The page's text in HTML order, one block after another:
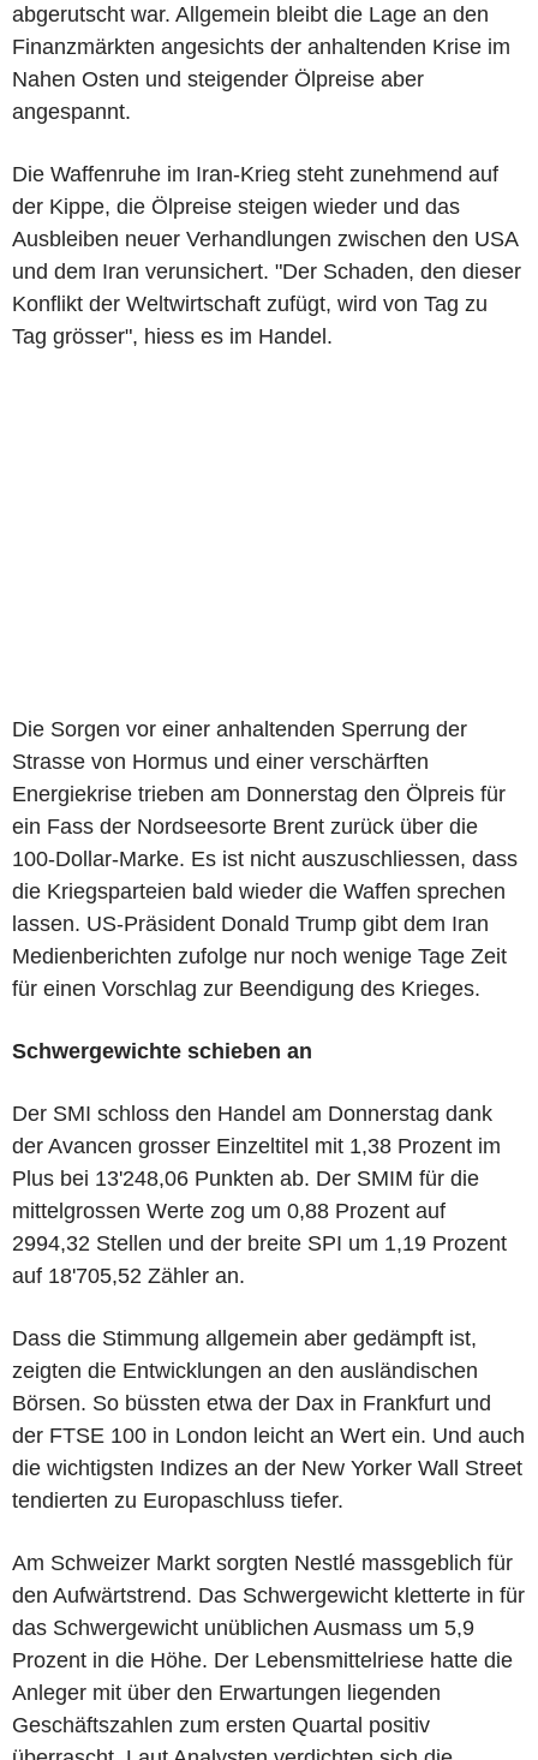
abgerutscht war. Allgemein bleibt die Lage an den
Finanzmärkten angesichts der anhaltenden Krise im
Nahen Osten und steigender Ölpreise aber
angespannt.
Die Waffenruhe im Iran-Krieg steht zunehmend auf
der Kippe, die Ölpreise steigen wieder und das
Ausbleiben neuer Verhandlungen zwischen den USA
und dem Iran verunsichert. "Der Schaden, den dieser
Konflikt der Weltwirtschaft zufügt, wird von Tag zu
Tag grösser", hiess es im Handel.
Die Sorgen vor einer anhaltenden Sperrung der
Strasse von Hormus und einer verschärften
Energiekrise trieben am Donnerstag den Ölpreis für
ein Fass der Nordseesorte Brent zurück über die
100-Dollar-Marke. Es ist nicht auszuschliessen, dass
die Kriegsparteien bald wieder die Waffen sprechen
lassen. US-Präsident Donald Trump gibt dem Iran
Medienberichten zufolge nur noch wenige Tage Zeit
für einen Vorschlag zur Beendigung des Krieges.
Schwergewichte schieben an
Der SMI schloss den Handel am Donnerstag dank
der Avancen grosser Einzeltitel mit 1,38 Prozent im
Plus bei 13'248,06 Punkten ab. Der SMIM für die
mittelgrossen Werte zog um 0,88 Prozent auf
2994,32 Stellen und der breite SPI um 1,19 Prozent
auf 18'705,52 Zähler an.
Dass die Stimmung allgemein aber gedämpft ist,
zeigten die Entwicklungen an den ausländischen
Börsen. So büssten etwa der Dax in Frankfurt und
der FTSE 100 in London leicht an Wert ein. Und auch
die wichtigsten Indizes an der New Yorker Wall Street
tendierten zu Europaschluss tiefer.
Am Schweizer Markt sorgten Nestlé massgeblich für
den Aufwärtstrend. Das Schwergewicht kletterte in für
das Schwergewicht unüblichen Ausmass um 5,9
Prozent in die Höhe. Der Lebensmittelriese hatte die
Anleger mit über den Erwartungen liegenden
Geschäftszahlen zum ersten Quartal positiv